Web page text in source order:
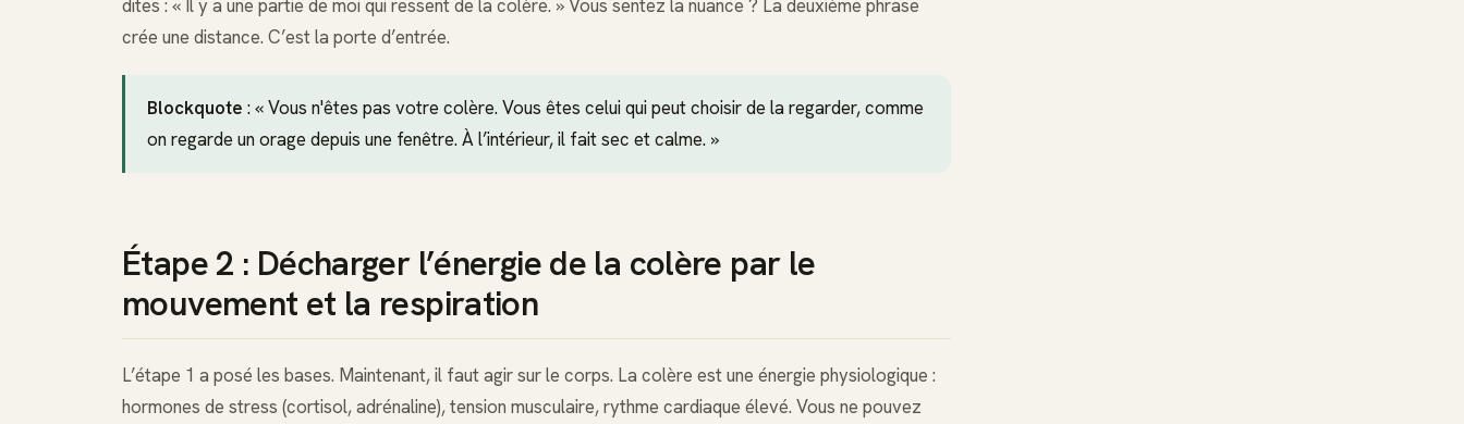
dites : « Il y a une partie de moi qui ressent de la colère. » Vous sentez la nuance ? La deuxième phrase
crée une distance. C’est la porte d’entrée.
Blockquote : « Vous n'êtes pas votre colère. Vous êtes celui qui peut choisir de la regarder, comme
on regarde un orage depuis une fenêtre. À l’intérieur, il fait sec et calme. »
Étape 2 : Décharger l’énergie de la colère par le
mouvement et la respiration
L’étape 1 a posé les bases. Maintenant, il faut agir sur le corps. La colère est une énergie physiologique :
hormones de stress (cortisol, adrénaline), tension musculaire, rythme cardiaque élevé. Vous ne pouvez